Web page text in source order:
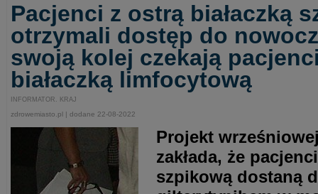
Pacjenci z ostrą białaczką
otrzymali dostęp do
swoją kolej czekają
białaczką limfocytową
INFORMATOR. KRAJ
zdrowemiasto.pl | dodane 22-08-2022
Projekt
zakłada, że
szpikową dostaną